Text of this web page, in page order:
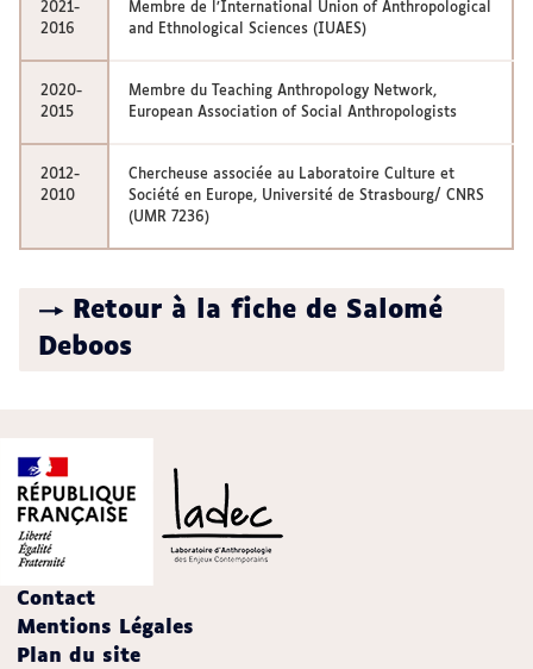
2021-
2016
Membre de l’International Union of Anthropological
and Ethnological Sciences (IUAES)
2020-
2015
Membre du Teaching Anthropology Network,
European Association of Social Anthropologists
2012-
2010
Chercheuse associée au Laboratoire Culture et
Société en Europe, Université de Strasbourg/ CNRS
(UMR 7236)
→ Retour à la fiche de Salomé
Deboos
Contact
Mentions Légales
Plan du site